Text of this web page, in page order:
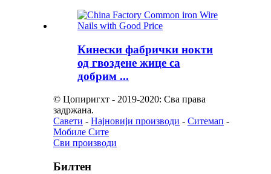
Кинески фабрички нокти
од гвоздене жице са
добрим ...
© Цопиригхт - 2019-2020: Сва права
задржана.
Савети - Најновији производи - Ситемап -
Мобиле Сите
Сви производи
Билтен